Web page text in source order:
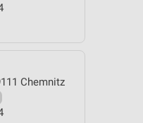
Chemnitz